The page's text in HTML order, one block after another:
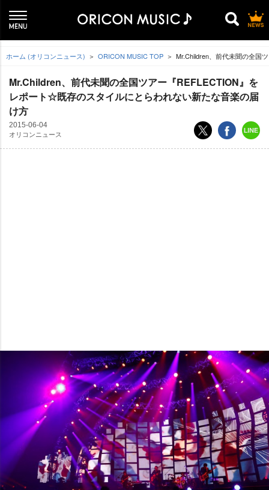
ホーム (オリコンニュース) ORICON MUSIC TOP Mr.Children、前代未聞の全国
Mr.Children、前代未聞の全国ツアー『REFLECTION』を
レポート☆既存のスタイルにとらわれない新たな音楽の届
け方
2015-06-04
オリコンニュース